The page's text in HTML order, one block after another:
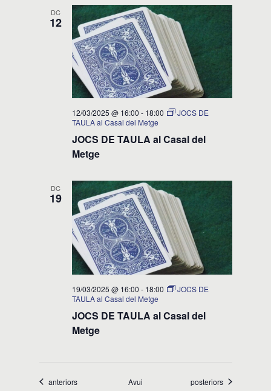
DC
12
JOCS DE TAULA al Casal del
Metge
12/03/2025 @ 16:00 - 18:00
JOCS DE
TAULA al Casal del Metge
DC
19
JOCS DE TAULA al Casal del
Metge
19/03/2025 @ 16:00 - 18:00
JOCS DE
TAULA al Casal del Metge
Esdeveniments
anteriors Avui Esdeveniments
posteriors